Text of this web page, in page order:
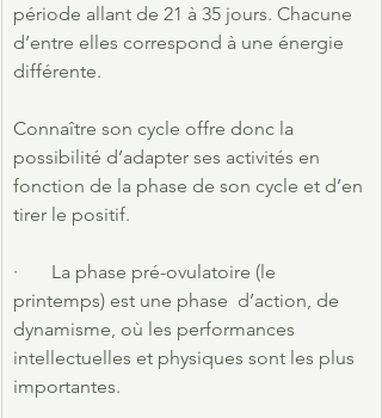
période allant de 21 à 35 jours. Chacune
d’entre elles correspond à une énergie
différente.
Connaître son cycle offre donc la
possibilité d’adapter ses activités en
fonction de la phase de son cycle et d’en
tirer le positif.
·       La phase pré-ovulatoire (le
printemps) est une phase  d’action, de
dynamisme, où les performances
intellectuelles et physiques sont les plus
importantes.